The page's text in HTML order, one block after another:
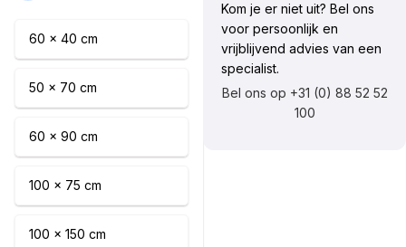
60 x 40 cm
50 x 70 cm
60 x 90 cm
100 x 75 cm
100 x 150 cm
Kom je er niet uit? Bel ons
voor persoonlijk en
vrijblijvend advies van een
specialist.
Bel ons op +31 (0) 88 52 52
100